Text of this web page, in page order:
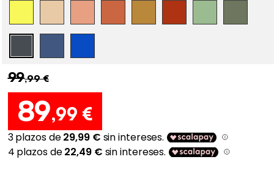
99,99 €
89,99 €